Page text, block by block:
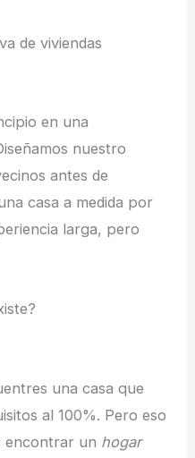
de viviendas
en una
nuestro
antes de
casa a medida por
larga, pero
una casa que
al 100%. Pero eso
encontrar un hogar